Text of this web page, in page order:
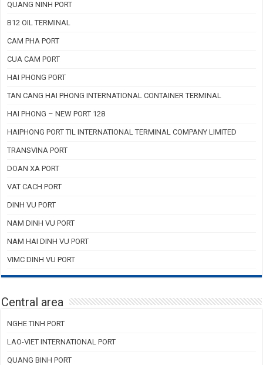
QUANG NINH PORT
B12 OIL TERMINAL
CAM PHA PORT
CUA CAM PORT
HAI PHONG PORT
TAN CANG HAI PHONG INTERNATIONAL CONTAINER TERMINAL
HAI PHONG – NEW PORT 128
HAIPHONG PORT TIL INTERNATIONAL TERMINAL COMPANY LIMITED
TRANSVINA PORT
DOAN XA PORT
VAT CACH PORT
DINH VU PORT
NAM DINH VU PORT
NAM HAI DINH VU PORT
VIMC DINH VU PORT
Central area
NGHE TINH PORT
LAO-VIET INTERNATIONAL PORT
QUANG BINH PORT